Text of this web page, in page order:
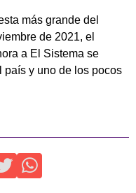
más grande del
de 2021, el
a El Sistema se
país y uno de los pocos